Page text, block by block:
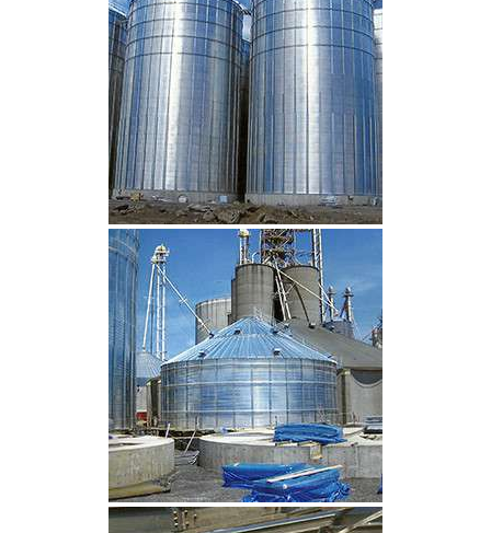
CLIQUEZ POUR AGRANDIR
CLIQUEZ POUR AGRANDIR